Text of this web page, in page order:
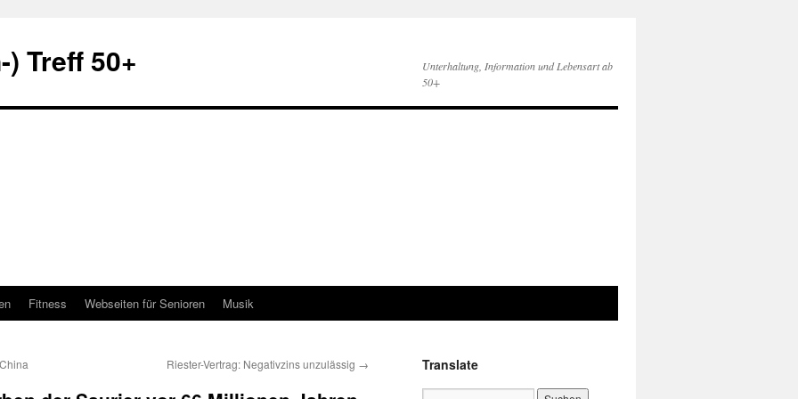
Treff 50+
Unterhaltung, Information und Lebensart ab
50+
Fitness Webseiten für Senioren Musik
Riester-Vertrag: Negativzins unzulässig → Translate